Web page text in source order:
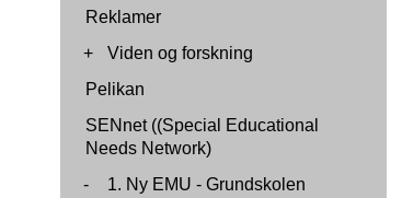
Reklamer
+
Viden og forskning
Pelikan
SENnet ((Special Educational
Needs Network)
-
1. Ny EMU - Grundskolen